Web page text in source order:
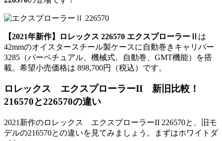
【2021年新作】ロレックス 226570 エクスプローラーⅡ は
42mmのオイスタースチール製ケースに自動巻きキャリバー
3285（パーペチュアル、機械式、自動巻、GMT機能）を搭
載。希望小売価格は 898,700円（税込）です。
ロレックス エクスプローラーII 新旧比較！
216570と226570の違い
2021新作のロレックス エクスプローラーII 226570と、旧モ
デルの216570との違いを見てみましょう。まずはホワイトダ